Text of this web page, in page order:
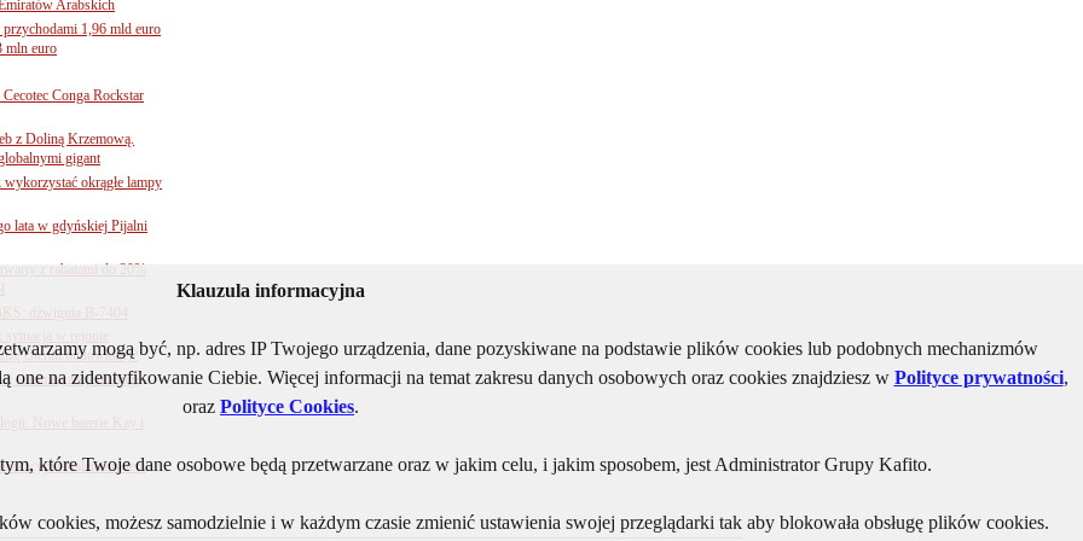
Arabskich
1,96 mld euro
mln euro
Conga Rockstar
z Doliną Krzemową.
gigant
okrągłe lampy
lata w gdyńskiej Pijalni
z rabatami do 20%
dźwignia B-7404
w rejonie
chemii budowlanej?
automatyzacji obsługi
Nowe baterie Kay i
toaleta otwiera
Klauzula informacyjna
mogą być, np. adres IP Twojego urządzenia, dane pozyskiwane na podstawie plików cookies lub podobnych mechanizmów
na zidentyfikowanie Ciebie. Więcej informacji na temat zakresu danych osobowych oraz cookies znajdziesz w Polityce prywatności,
oraz Polityce Cookies.
które Twoje dane osobowe będą przetwarzane oraz w jakim celu, i jakim sposobem, jest Administrator Grupy Kafito.
cookies, możesz samodzielnie i w każdym czasie zmienić ustawienia swojej przeglądarki tak aby blokowała obsługę plików cookies.